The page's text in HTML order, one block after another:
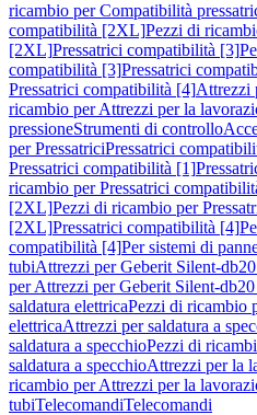
ricambio per Compatibilità
compatibilità [2XL]Pezzi di
[2XL]Pressatrici compatibilità [3]
compatibilità [3]Pressatrici
Pressatrici compatibilità [4]Attrezzi
ricambio per Attrezzi per la
pressioneStrumenti di controllo
per PressatriciPressatrici
Pressatrici compatibilità [1]
ricambio per Pressatrici
[2XL]Pezzi di ricambio per
[2XL]Pressatrici compatibilità [4]
compatibilità [4]Per sistemi di
tubiAttrezzi per Geberit Silent-
per Attrezzi per Geberit Silent-
saldatura elettricaPezzi di ricambio
elettricaAttrezzi per saldatura a
saldatura a specchioPezzi di
saldatura a specchioAttrezzi per la
ricambio per Attrezzi per la
tubiTelecomandiTelecomandi